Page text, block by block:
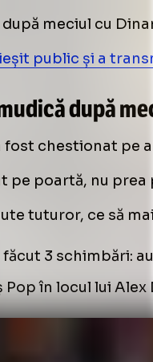
meciul cu
public și a
după
chestionat pe
pe poartă, nu
tuturor, ce să
făcut 3 schimbări:
Pop în locul lui